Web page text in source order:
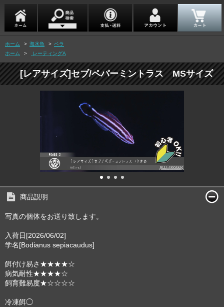
ホーム > 海水魚 > ベラ
ホーム
> レーティングA
[レアサイズ]セブ/ペパーミントラス MSサイズ
商品説明
写真の個体をお送り致します。
入荷日[2026/06/02]
学名[Bodianus sepiacaudus]
餌付け易さ★★★★☆
病気耐性★★★★☆
飼育難易度★☆☆☆☆
冷凍餌◯